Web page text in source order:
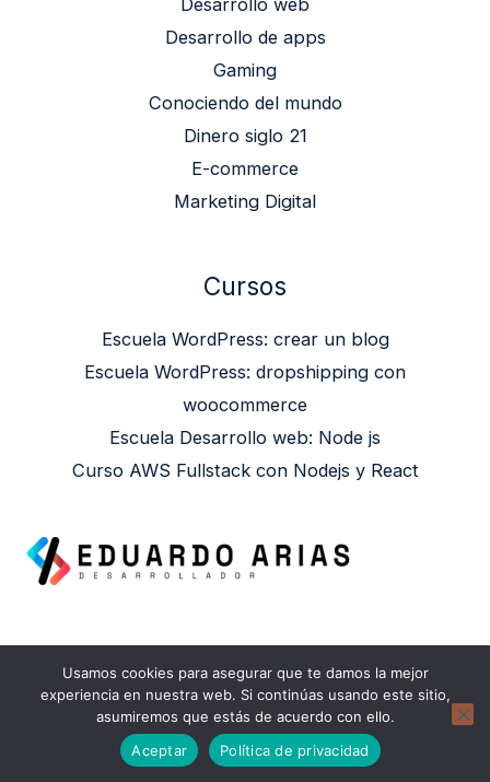
Desarrollo web
Desarrollo de apps
Gaming
Conociendo del mundo
Dinero siglo 21
E-commerce
Marketing Digital
Cursos
Escuela WordPress: crear un blog
Escuela WordPress: dropshipping con
woocommerce
Escuela Desarrollo web: Node js
Curso AWS Fullstack con Nodejs y React
Copyright © 2026 Eduardo Arias | Powered by
Eduardo Arias
Usamos cookies para asegurar que te damos la mejor
experiencia en nuestra web. Si continúas usando este sitio,
asumiremos que estás de acuerdo con ello.
Aceptar
Política de privacidad